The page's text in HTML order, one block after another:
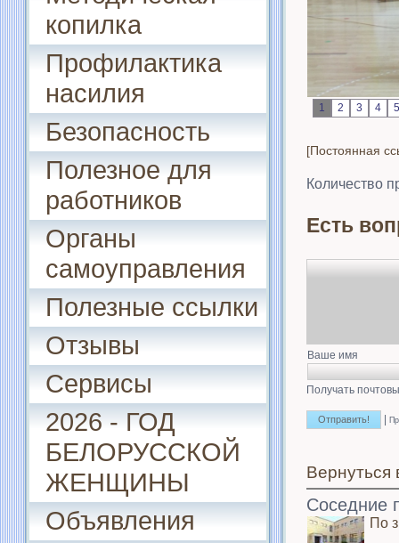
копилка
Профилактика
насилия
Безопасность
Полезное для
работников
Органы
самоуправления
Полезные ссылки
Отзывы
Сервисы
2026 - ГОД
БЕЛОРУССКОЙ
ЖЕНЩИНЫ
Объявления
1 2 3 4 5
[Постоянная
Количество
Есть
Ваше имя
Получать
Вернуться
Соседние
По